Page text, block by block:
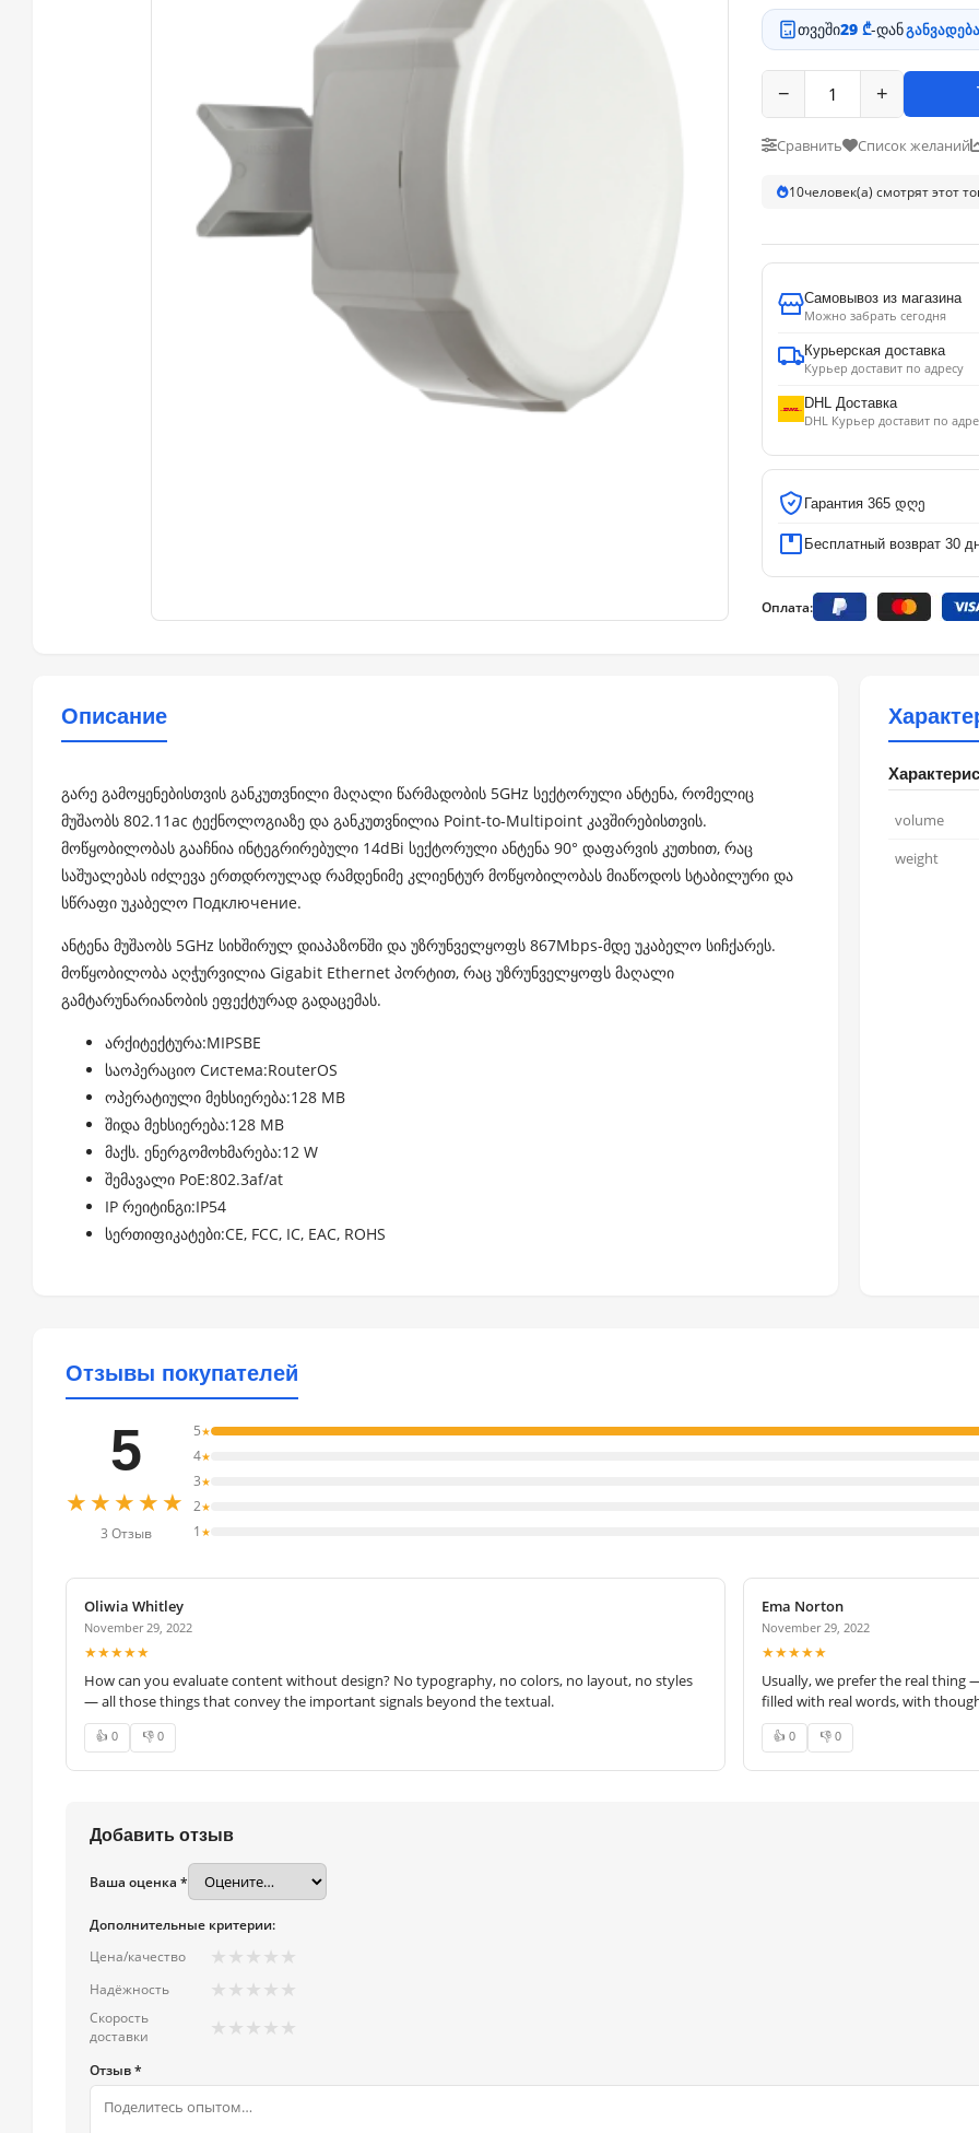
თვეში29 ₾-დანგანვადება
− +
Сравнить Список желаний
10человек(а) смотрят этот
Самовывоз из магазина
Можно забрать сегодня
Курьерская доставка
Курьер доставит по адресу
DHL Доставка
DHL Курьер доставит по
Гарантия 365 დღე
Бесплатный возврат 30
Оплата:
Описание
გარე გამოყენებისთვის განკუთვნილი მაღალი წარმადობის 5GHz სექტორული ანტენა, რომელიც
მუშაობს 802.11ac ტექნოლოგიაზე და განკუთვნილია Point-to-Multipoint კავშირებისთვის.
მოწყობილობას გააჩნია ინტეგრირებული 14dBi სექტორული ანტენა 90° დაფარვის კუთხით, რაც
საშუალებას იძლევა ერთდროულად რამდენიმე კლიენტურ მოწყობილობას მიაწოდოს სტაბილური და
სწრაფი უკაბელო Подключение.
ანტენა მუშაობს 5GHz სიხშირულ დიაპაზონში და უზრუნველყოფს 867Mbps-მდე უკაბელო სიჩქარეს.
მოწყობილობა აღჭურვილია Gigabit Ethernet პორტით, რაც უზრუნველყოფს მაღალი
გამტარუნარიანობის ეფექტურად გადაცემას.
არქიტექტურა:MIPSBE
საოპერაციო Система:RouterOS
ოპერატიული მეხსიერება:128 MB
შიდა მეხსიერება:128 MB
მაქს. ენერგომოხმარება:12 W
შემავალი PoE:802.3af/at
IP რეიტინგი:IP54
სერთიფიკატები:CE, FCC, IC, EAC, ROHS
volume
weight
Отзывы покупателей
5
★★★★★
3 Отзыв
5★
4★
3★
2★
1 ★
Oliwia Whitley
November 29, 2022
★★★★★
How can you evaluate content without design? No typography, no colors, no layout, no styles
— all those things that convey the important signals beyond the textual.
👍 0 👎 0
Ema Norton
November 29, 2022
★★★★★
Usually, we prefer the real thing
filled with real words, with
👍 0 👎 0
Добавить отзыв
Ваша оценка *
Дополнительные критерии:
Цена/качество
★ ★ ★ ★ ★
Надёжность ★ ★ ★ ★ ★
Скорость
доставки
★ ★ ★ ★ ★
Отзыв *